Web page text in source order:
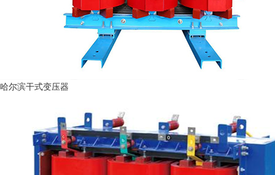
哈尔滨干式变压器